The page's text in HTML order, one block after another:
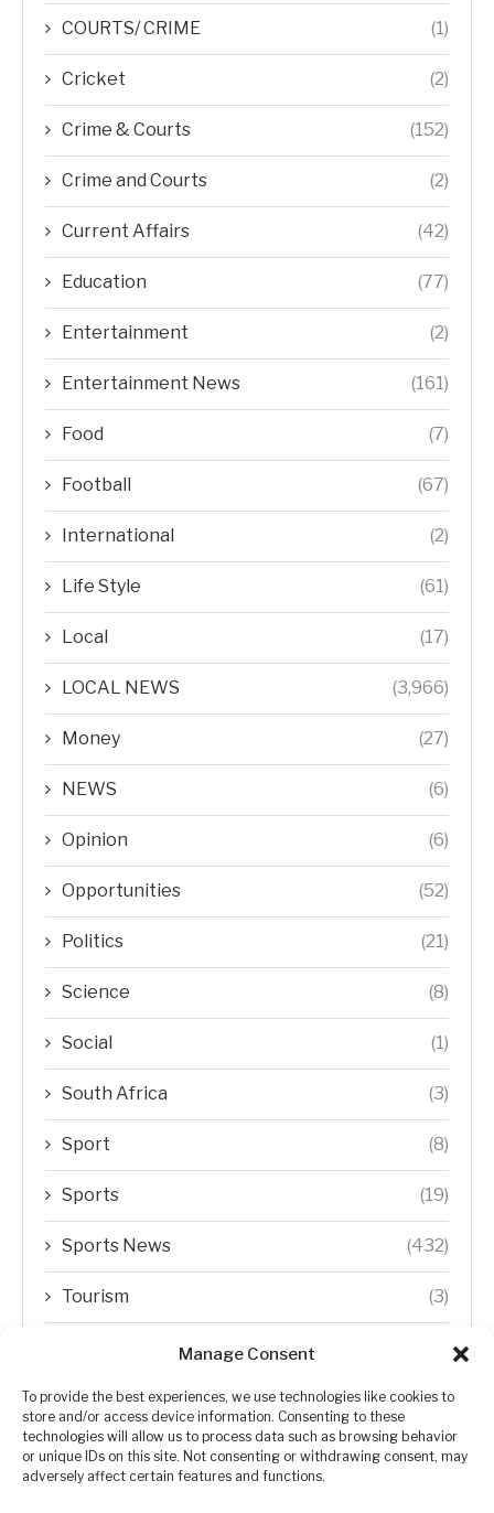
Manage Consent
To provide the best experiences, we use technologies like cookies to
store and/or access device information. Consenting to these
technologies will allow us to process data such as browsing behavior
or unique IDs on this site. Not consenting or withdrawing consent, may
adversely affect certain features and functions.
COURTS/ CRIME (1)
Cricket (2)
Crime & Courts (152)
Crime and Courts (2)
Current Affairs (42)
Education (77)
Entertainment (2)
Entertainment News (161)
Food (7)
Football (67)
International (2)
Life Style (61)
Local (17)
LOCAL NEWS (3,966)
Money (27)
NEWS (6)
Opinion (6)
Opportunities (52)
Politics (21)
Science (8)
Social (1)
South Africa (3)
Sport (8)
Sports (19)
Sports News (432)
Tourism (3)
Transfer Trends
Uncategorized (192)
WORLD (5)